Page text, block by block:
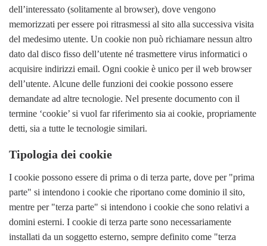
dell’interessato (solitamente al browser), dove vengono
memorizzati per essere poi ritrasmessi al sito alla successiva visita
del medesimo utente. Un cookie non può richiamare nessun altro
dato dal disco fisso dell’utente né trasmettere virus informatici o
acquisire indirizzi email. Ogni cookie è unico per il web browser
dell’utente. Alcune delle funzioni dei cookie possono essere
demandate ad altre tecnologie. Nel presente documento con il
termine ‘cookie’ si vuol far riferimento sia ai cookie, propriamente
detti, sia a tutte le tecnologie similari.
Tipologia dei cookie
I cookie possono essere di prima o di terza parte, dove per "prima
parte" si intendono i cookie che riportano come dominio il sito,
mentre per "terza parte" si intendono i cookie che sono relativi a
domini esterni. I cookie di terza parte sono necessariamente
installati da un soggetto esterno, sempre definito come "terza